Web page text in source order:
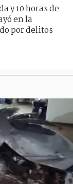
y 10 horas de
en la
por delitos